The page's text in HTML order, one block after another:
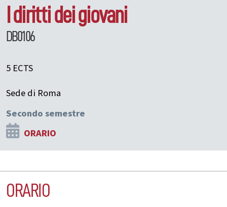
I diritti dei giovani
DB0106
5 ECTS
Sede di Roma
Secondo semestre
ORARIO
ORARIO